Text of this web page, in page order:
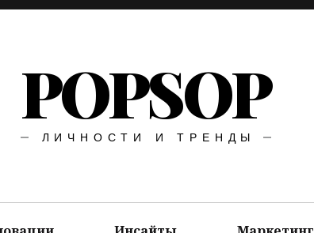
POPSOP
ЛИЧНОСТИ И ТРЕНДЫ